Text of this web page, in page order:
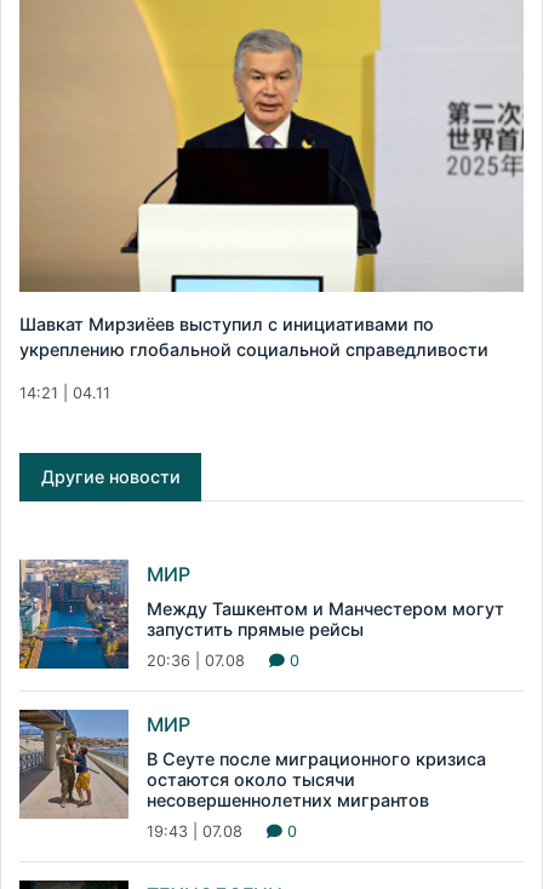
Шавкат Мирзиёев выступил с инициативами по
укреплению глобальной социальной справедливости
14:21 | 04.11
Другие новости
МИР
Между Ташкентом и Манчестером могут
запустить прямые рейсы
20:36 | 07.08 0
МИР
В Сеуте после миграционного кризиса
остаются около тысячи
несовершеннолетних мигрантов
19:43 | 07.08 0